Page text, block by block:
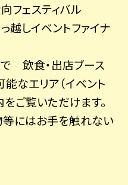
ェスティバル
しイベントファイナ
飲食・出店ブース
なエリア（イベント
ご覧いただけます。
にはお手を触れない